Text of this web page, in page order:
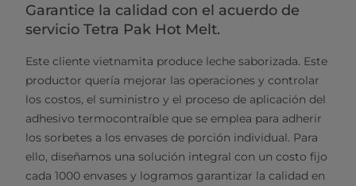
Garantice la calidad con el acuerdo de
servicio Tetra Pak Hot Melt.
Este cliente vietnamita produce leche saborizada. Este
productor quería mejorar las operaciones y controlar
los costos, el suministro y el proceso de aplicación del
adhesivo termocontraíble que se emplea para adherir
los sorbetes a los envases de porción individual. Para
ello, diseñamos una solución integral con un costo fijo
cada 1000 envases y logramos garantizar la calidad en